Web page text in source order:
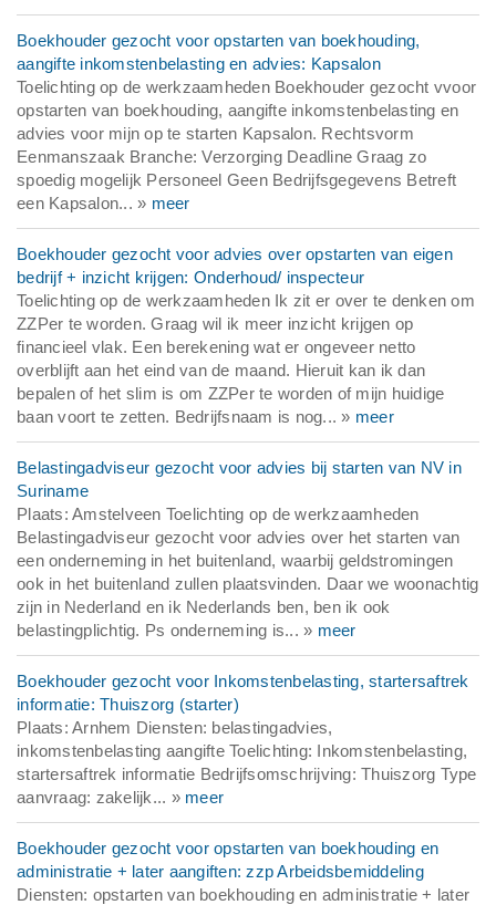
Boekhouder gezocht voor opstarten van boekhouding,
aangifte inkomstenbelasting en advies: Kapsalon
Toelichting op de werkzaamheden Boekhouder gezocht vvoor
opstarten van boekhouding, aangifte inkomstenbelasting en
advies voor mijn op te starten Kapsalon. Rechtsvorm
Eenmanszaak Branche: Verzorging Deadline Graag zo
spoedig mogelijk Personeel Geen Bedrijfsgegevens Betreft
een Kapsalon... » meer
Boekhouder gezocht voor advies over opstarten van eigen
bedrijf + inzicht krijgen: Onderhoud/ inspecteur
Toelichting op de werkzaamheden Ik zit er over te denken om
ZZPer te worden. Graag wil ik meer inzicht krijgen op
financieel vlak. Een berekening wat er ongeveer netto
overblijft aan het eind van de maand. Hieruit kan ik dan
bepalen of het slim is om ZZPer te worden of mijn huidige
baan voort te zetten. Bedrijfsnaam is nog... » meer
Belastingadviseur gezocht voor advies bij starten van NV in
Suriname
Plaats: Amstelveen Toelichting op de werkzaamheden
Belastingadviseur gezocht voor advies over het starten van
een onderneming in het buitenland, waarbij geldstromingen
ook in het buitenland zullen plaatsvinden. Daar we woonachtig
zijn in Nederland en ik Nederlands ben, ben ik ook
belastingplichtig. Ps onderneming is... » meer
Boekhouder gezocht voor Inkomstenbelasting, startersaftrek
informatie: Thuiszorg (starter)
Plaats: Arnhem Diensten: belastingadvies,
inkomstenbelasting aangifte Toelichting: Inkomstenbelasting,
startersaftrek informatie Bedrijfsomschrijving: Thuiszorg Type
aanvraag: zakelijk... » meer
Boekhouder gezocht voor opstarten van boekhouding en
administratie + later aangiften: zzp Arbeidsbemiddeling
Diensten: opstarten van boekhouding en administratie + later